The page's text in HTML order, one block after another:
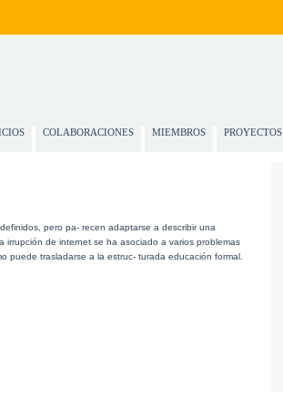
COLABORACIONES MIEMBROS PROYECTOS
pero pa- recen adaptarse a describir una
irrupción de internet se ha asociado a varios problemas
puede trasladarse a la estruc- turada educación formal.